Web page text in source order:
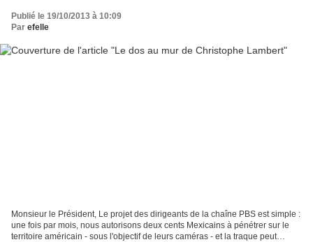
Publié le 19/10/2013 à 10:09
Par efelle
Monsieur le Président, Le projet des dirigeants de la chaîne PBS est simple :
une fois par mois, nous autorisons deux cents Mexicains à pénétrer sur le
territoire américain - sous l'objectif de leurs caméras - et la traque peut